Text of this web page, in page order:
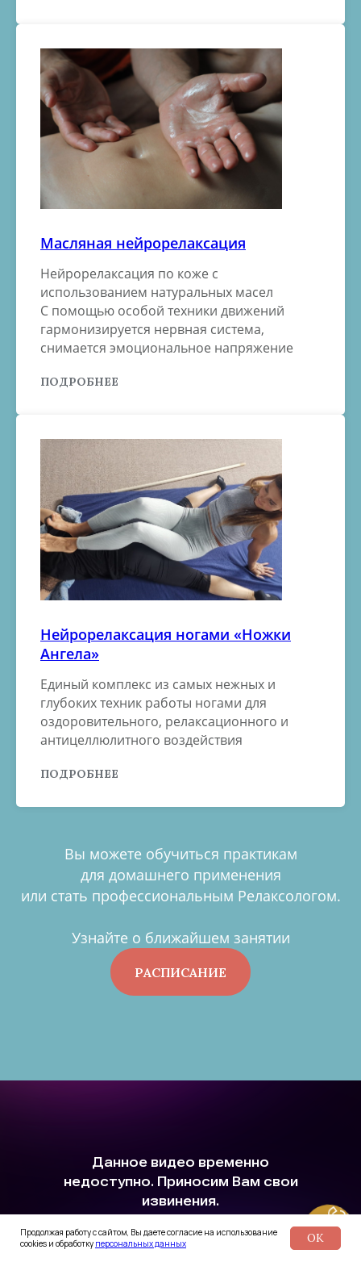
Масляная нейрорелаксация
Нейрорелаксация по коже с
использованием натуральных масел
С помощью особой техники движений
гармонизируется нервная система,
снимается эмоциональное напряжение
ПОДРОБНЕЕ
Нейрорелаксация ногами «Ножки
Ангела»
Единый комплекс из самых нежных и
глубоких техник работы ногами для
оздоровительного, релаксационного и
антицеллюлитного воздействия
ПОДРОБНЕЕ
Вы можете обучиться практикам
для домашнего применения
или стать профессиональным Релаксологом.
Узнайте о ближайшем занятии
РАСПИСАНИЕ
Продолжая работу с сайтом, Вы даете согласие на использование
cookies и обработку персональных данных OK